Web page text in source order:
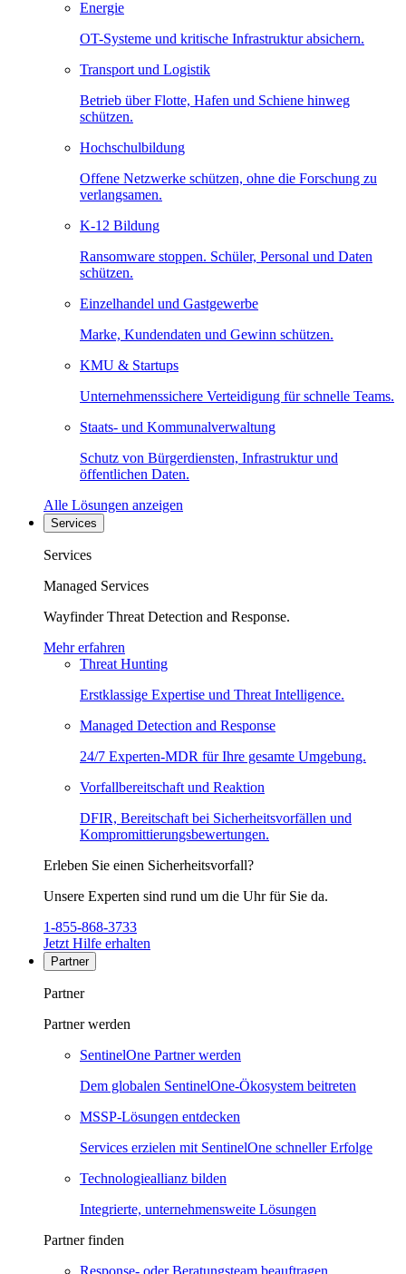
Energie
OT-Systeme und kritische Infrastruktur absichern.
Transport und Logistik
Betrieb über Flotte, Hafen und Schiene hinweg
schützen.
Hochschulbildung
Offene Netzwerke schützen, ohne die Forschung zu
verlangsamen.
K-12 Bildung
Ransomware stoppen. Schüler, Personal und Daten
schützen.
Einzelhandel und Gastgewerbe
Marke, Kundendaten und Gewinn schützen.
KMU & Startups
Unternehmenssichere Verteidigung für schnelle Teams.
Staats- und Kommunalverwaltung
Schutz von Bürgerdiensten, Infrastruktur und
öffentlichen Daten.
Alle Lösungen anzeigen
Services
Services
Managed Services
Wayfinder Threat Detection and Response.
Mehr erfahren
Threat Hunting
Erstklassige Expertise und Threat Intelligence.
Managed Detection and Response
24/7 Experten-MDR für Ihre gesamte Umgebung.
Vorfallbereitschaft und Reaktion
DFIR, Bereitschaft bei Sicherheitsvorfällen und
Kompromittierungsbewertungen.
Erleben Sie einen Sicherheitsvorfall?
Unsere Experten sind rund um die Uhr für Sie da.
1-855-868-3733
Jetzt Hilfe erhalten
Partner
Partner
Partner werden
SentinelOne Partner werden
Dem globalen SentinelOne-Ökosystem beitreten
MSSP-Lösungen entdecken
Services erzielen mit SentinelOne schneller Erfolge
Technologieallianz bilden
Integrierte, unternehmensweite Lösungen
Partner finden
Response- oder Beratungsteam beauftragen